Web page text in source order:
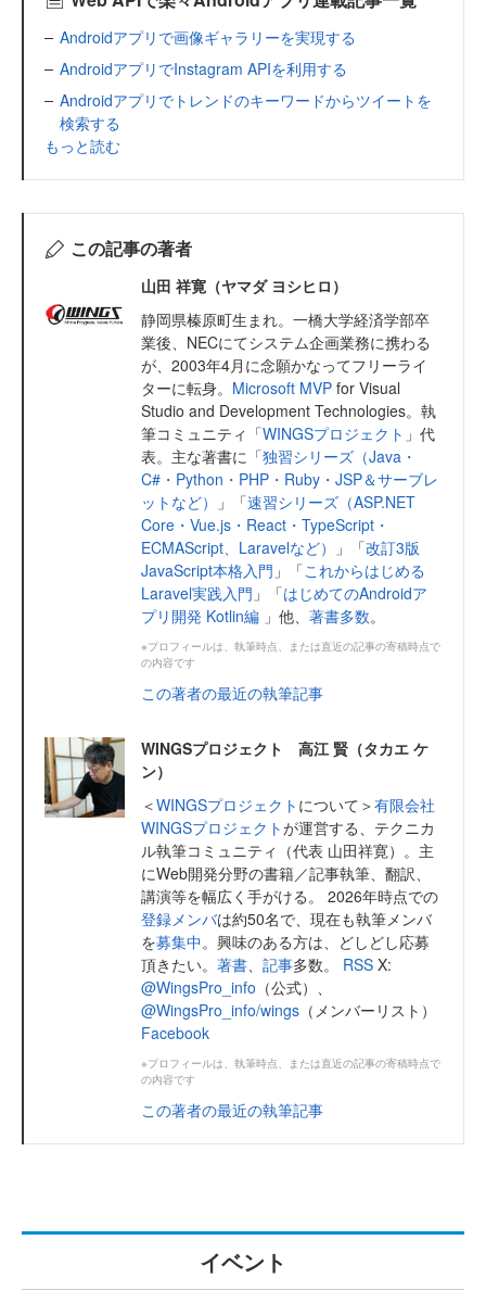
Androidアプリで画像ギャラリーを実現する
AndroidアプリでInstagram APIを利用する
Androidアプリでトレンドのキーワードからツイートを
検索する
もっと読む
この記事の著者
山田 祥寛（ヤマダ ヨシヒロ）
静岡県榛原町生まれ。一橋大学経済学部卒
業後、NECにてシステム企画業務に携わる
が、2003年4月に念願かなってフリーライ
ターに転身。 Microsoft MVP for Visual
Studio and Development Technologies。執
筆コミュニティ「WINGSプロジェクト 」代
表。主な著書に「独習シリーズ（Java・
C#・Python・PHP・Ruby・JSP＆サーブレ
ットなど）
」「速習シリーズ（ASP.NET
Core・Vue.js・React・TypeScript・
ECMAScript、Laravelなど）
」「改訂3版
JavaScript本格入門 」「これからはじめる
Laravel実践入門 」「はじめてのAndroidア
プリ開発 Kotlin編 」他、 著書多数。
※プロフィールは、執筆時点、または直近の記事の寄稿時点で
の内容です
この著者の最近の執筆記事
WINGSプロジェクト 高江 賢（タカエ ケ
ン）
＜WINGSプロジェクト について＞有限会社
WINGSプロジェクトが運営する、テクニカ
ル執筆コミュニティ（代表 山田祥寛）。主
にWeb開発分野の書籍／記事執筆、翻訳、
講演等を幅広く手がける。 2026年時点での
登録メンバは約50名で、現在も執筆メンバ
を募集中。興味のある方は、どしどし応募
頂きたい。 著書、 記事多数。 RSS X:
@WingsPro_info （公式）、
@WingsPro_info/wings （メンバーリスト）
Facebook
※プロフィールは、執筆時点、または直近の記事の寄稿時点で
の内容です
この著者の最近の執筆記事
イベント